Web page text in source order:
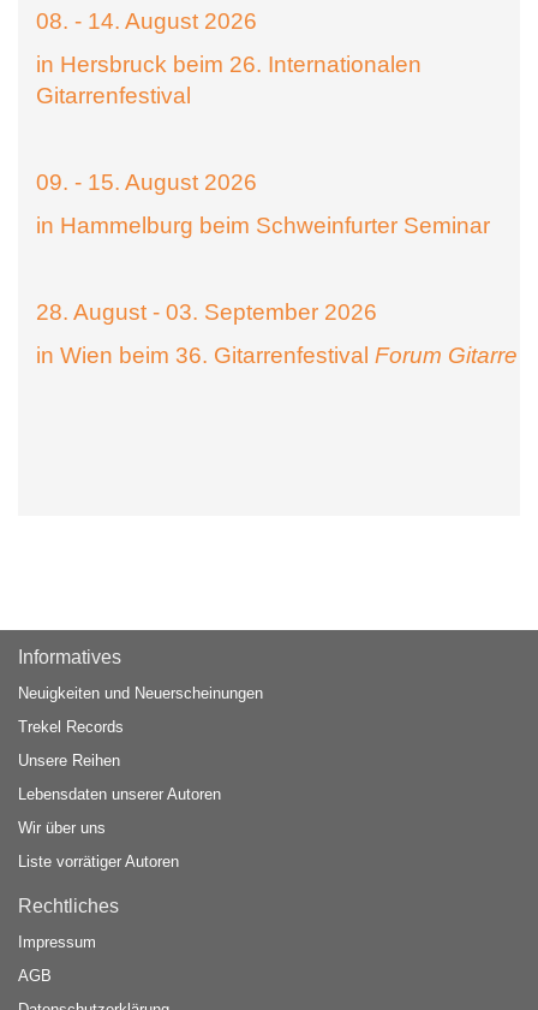
08. - 14. August 2026
in Hersbruck beim 26. Internationalen
Gitarrenfestival
09. - 15. August 2026
in Hammelburg beim Schweinfurter Seminar
28. August - 03. September 2026
in Wien beim 36. Gitarrenfestival Forum Gitarre
Informatives
Neuigkeiten und Neuerscheinungen
Trekel Records
Unsere Reihen
Lebensdaten unserer Autoren
Wir über uns
Liste vorrätiger Autoren
Rechtliches
Impressum
AGB